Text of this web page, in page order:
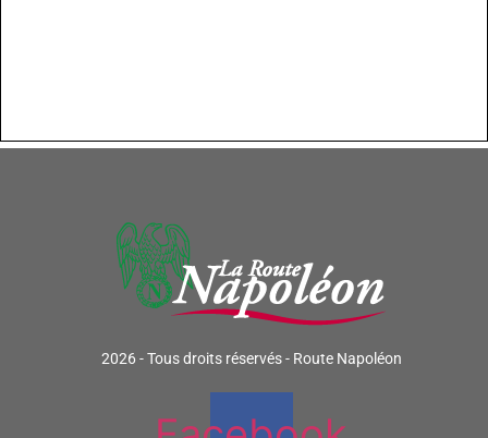
2026 - Tous droits réservés - Route Napoléon